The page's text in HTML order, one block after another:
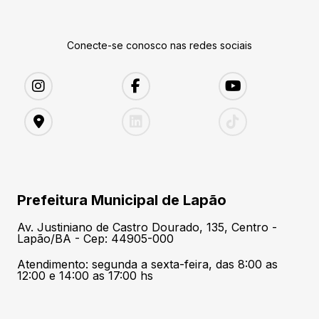
Conecte-se conosco nas redes sociais
Prefeitura Municipal de Lapão
Av. Justiniano de Castro Dourado, 135, Centro -
Lapão/BA - Cep: 44905-000
Atendimento: segunda a sexta-feira, das 8:00 as
12:00 e 14:00 as 17:00 hs